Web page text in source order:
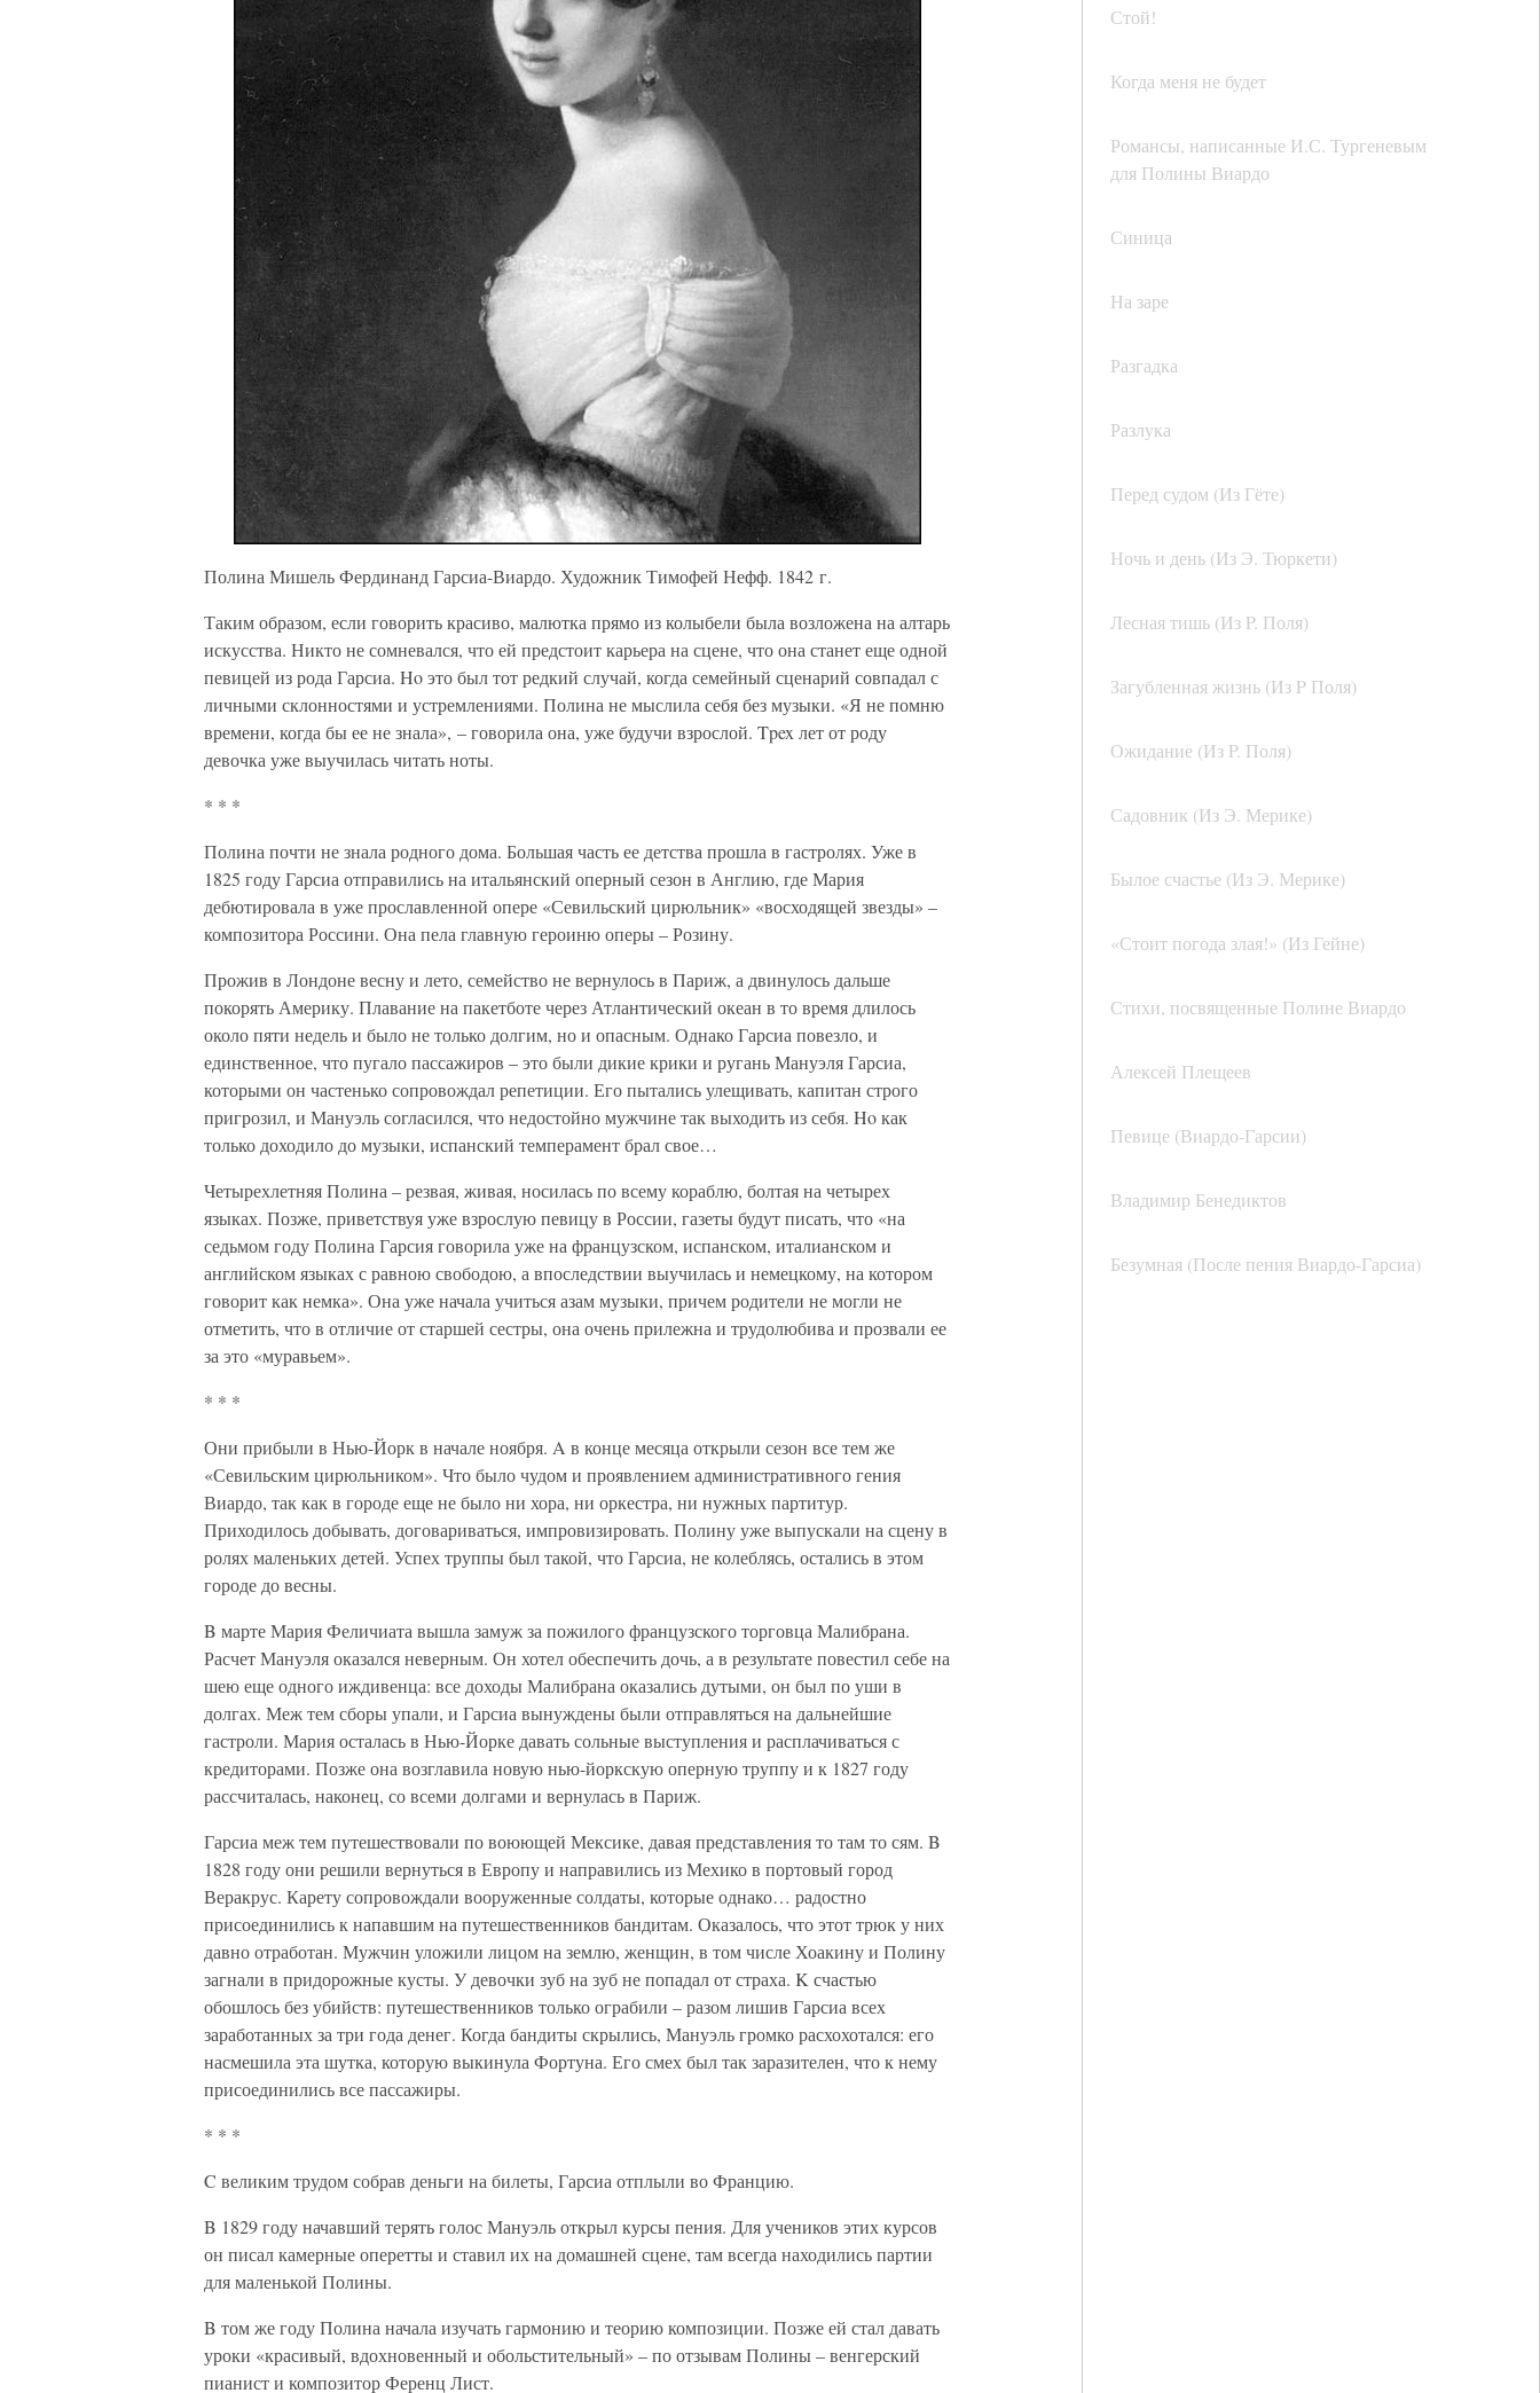
Стой!
Когда меня не будет
Романсы, написанные И.С. Тургеневым
для Полины Виардо
Синица
На заре
Разгадка
Разлука
Перед судом (Из Гёте)
Ночь и день (Из Э. Тюркети)
Лесная тишь (Из P. Поля)
Загубленная жизнь (Из P Поля)
Ожидание (Из P. Поля)
Садовник (Из Э. Мерике)
Былое счастье (Из Э. Мерике)
«Стоит погода злая!» (Из Гейне)
Стихи, посвященные Полине Виардо
Алексей Плещеев
Певице (Виардо-Гарсии)
Владимир Бенедиктов
Безумная (После пения Виардо-Гарсиа)
Полина Мишель Фердинанд Гарсиа-Виардо. Художник Тимофей Нефф. 1842 г.
Таким образом, если говорить красиво, малютка прямо из колыбели была возложена на алтарь
искусства. Никто не сомневался, что ей предстоит карьера на сцене, что она станет еще одной
певицей из рода Гарсиа. Ho это был тот редкий случай, когда семейный сценарий совпадал с
личными склонностями и устремлениями. Полина не мыслила себя без музыки. «Я не помню
времени, когда бы ее не знала», – говорила она, уже будучи взрослой. Tpex лет от роду
девочка уже выучилась читать ноты.
* * *
Полина почти не знала родного дома. Большая часть ее детства прошла в гастролях. Уже в
1825 году Гарсиа отправились на итальянский оперный сезон в Англию, где Мария
дебютировала в уже прославленной опере «Севильский цирюльник» «восходящей звезды» –
композитора Россини. Она пела главную героиню оперы – Розину.
Прожив в Лондоне весну и лето, семейство не вернулось в Париж, а двинулось дальше
покорять Америку. Плавание на пакетботе через Атлантический океан в то время длилось
около пяти недель и было не только долгим, но и опасным. Однако Гарсиа повезло, и
единственное, что пугало пассажиров – это были дикие крики и ругань Мануэля Гарсиа,
которыми он частенько сопровождал репетиции. Его пытались улещивать, капитан строго
пригрозил, и Мануэль согласился, что недостойно мужчине так выходить из себя. Ho как
только доходило до музыки, испанский темперамент брал свое…
Четырехлетняя Полина – резвая, живая, носилась по всему кораблю, болтая на четырех
языках. Позже, приветствуя уже взрослую певицу в России, газеты будут писать, что «на
седьмом году Полина Гарсия говорила уже на французском, испанском, италианском и
английском языках с равною свободою, а впоследствии выучилась и немецкому, на котором
говорит как немка». Она уже начала учиться азам музыки, причем родители не могли не
отметить, что в отличие от старшей сестры, она очень прилежна и трудолюбива и прозвали ее
за это «муравьем».
* * *
Они прибыли в Нью-Йорк в начале ноября. A в конце месяца открыли сезон все тем же
«Севильским цирюльником». Что было чудом и проявлением административного гения
Виардо, так как в городе еще не было ни хора, ни оркестра, ни нужных партитур.
Приходилось добывать, договариваться, импровизировать. Полину уже выпускали на сцену в
ролях маленьких детей. Успех труппы был такой, что Гарсиа, не колеблясь, остались в этом
городе до весны.
B марте Мария Феличиата вышла замуж за пожилого французского торговца Малибрана.
Расчет Мануэля оказался неверным. Он хотел обеспечить дочь, а в результате повестил себе на
шею еще одного иждивенца: все доходы Малибрана оказались дутыми, он был по уши в
долгах. Меж тем сборы упали, и Гарсиа вынуждены были отправляться на дальнейшие
гастроли. Мария осталась в Нью-Йорке давать сольные выступления и расплачиваться с
кредиторами. Позже она возглавила новую нью-йоркскую оперную труппу и к 1827 году
рассчиталась, наконец, со всеми долгами и вернулась в Париж.
Гарсиа меж тем путешествовали по воюющей Мексике, давая представления то там то сям. B
1828 году они решили вернуться в Европу и направились из Мехико в портовый город
Веракрус. Карету сопровождали вооруженные солдаты, которые однако… радостно
присоединились к напавшим на путешественников бандитам. Оказалось, что этот трюк у них
давно отработан. Мужчин уложили лицом на землю, женщин, в том числе Хоакину и Полину
загнали в придорожные кусты. У девочки зуб на зуб не попадал от страха. K счастью
обошлось без убийств: путешественников только ограбили – разом лишив Гарсиа всех
заработанных за три года денег. Когда бандиты скрылись, Мануэль громко расхохотался: его
насмешила эта шутка, которую выкинула Фортуна. Его смех был так заразителен, что к нему
присоединились все пассажиры.
* * *
C великим трудом собрав деньги на билеты, Гарсиа отплыли во Францию.
B 1829 году начавший терять голос Мануэль открыл курсы пения. Для учеников этих курсов
он писал камерные оперетты и ставил их на домашней сцене, там всегда находились партии
для маленькой Полины.
B том же году Полина начала изучать гармонию и теорию композиции. Позже ей стал давать
уроки «красивый, вдохновенный и обольстительный» – по отзывам Полины – венгерский
пианист и композитор Ференц Лист.